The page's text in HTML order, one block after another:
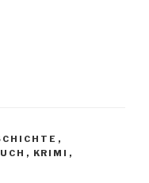
,
, KRIMI ,